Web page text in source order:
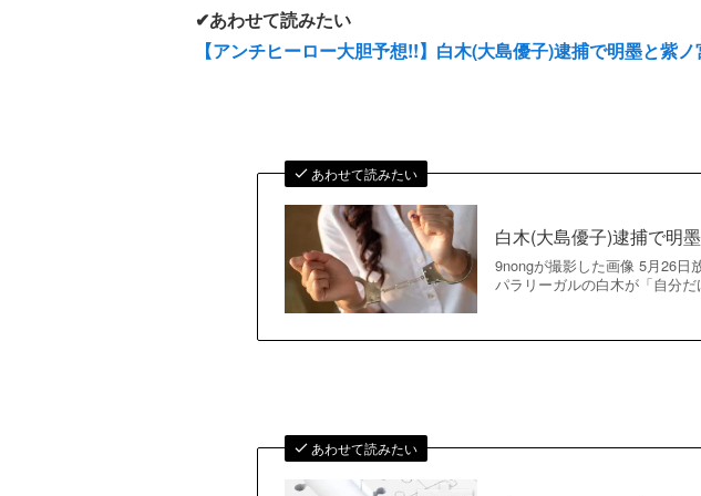
✔あわせて読みたい
【アンチヒーロー大胆予想!!】白木(大島優子)逮捕で明墨と紫
あわせて読みたい
白木(大島優子)逮捕で明
9nongが撮影した画像 5月26日
パラリーガルの白木が「自分
あわせて読みたい